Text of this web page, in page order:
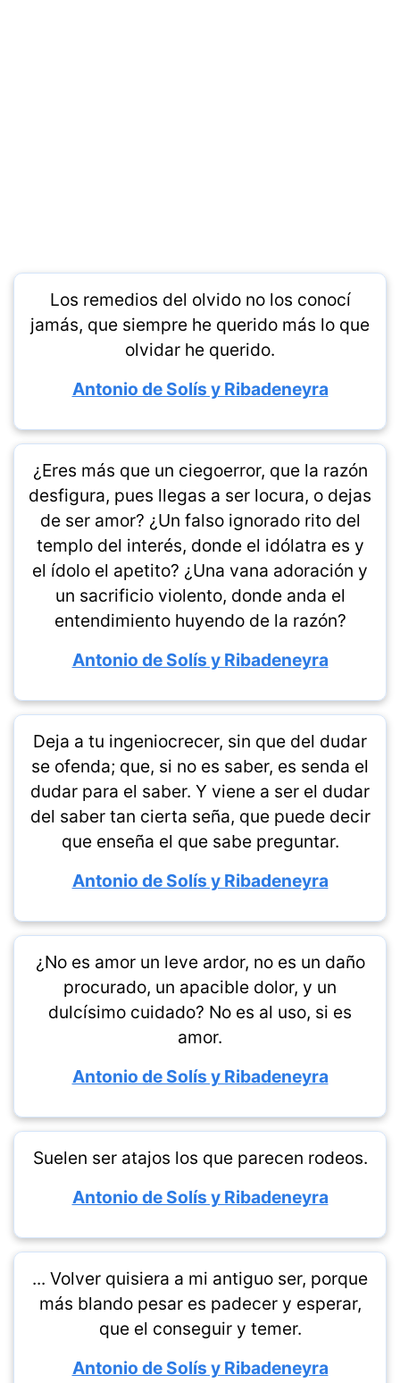
Los remedios del olvido no los conocí
jamás, que siempre he querido más lo que
olvidar he querido.
Antonio de Solís y Ribadeneyra
¿Eres más que un ciegoerror, que la razón
desfigura, pues llegas a ser locura, o dejas
de ser amor? ¿Un falso ignorado rito del
templo del interés, donde el idólatra es y
el ídolo el apetito? ¿Una vana adoración y
un sacrificio violento, donde anda el
entendimiento huyendo de la razón?
Antonio de Solís y Ribadeneyra
Deja a tu ingeniocrecer, sin que del dudar
se ofenda; que, si no es saber, es senda el
dudar para el saber. Y viene a ser el dudar
del saber tan cierta seña, que puede decir
que enseña el que sabe preguntar.
Antonio de Solís y Ribadeneyra
¿No es amor un leve ardor, no es un daño
procurado, un apacible dolor, y un
dulcísimo cuidado? No es al uso, si es
amor.
Antonio de Solís y Ribadeneyra
Suelen ser atajos los que parecen rodeos.
Antonio de Solís y Ribadeneyra
... Volver quisiera a mi antiguo ser, porque
más blando pesar es padecer y esperar,
que el conseguir y temer.
Antonio de Solís y Ribadeneyra